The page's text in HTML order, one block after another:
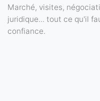
Marché, visites,
juridique... tout ce qu'il
confiance.